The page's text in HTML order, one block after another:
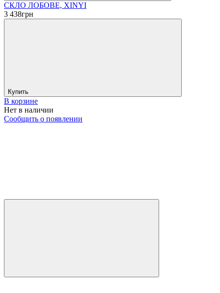
СКЛО ЛОБОВЕ, XINYI
3 438грн
Купить
В корзине
Нет в наличии
Сообщить о появлении